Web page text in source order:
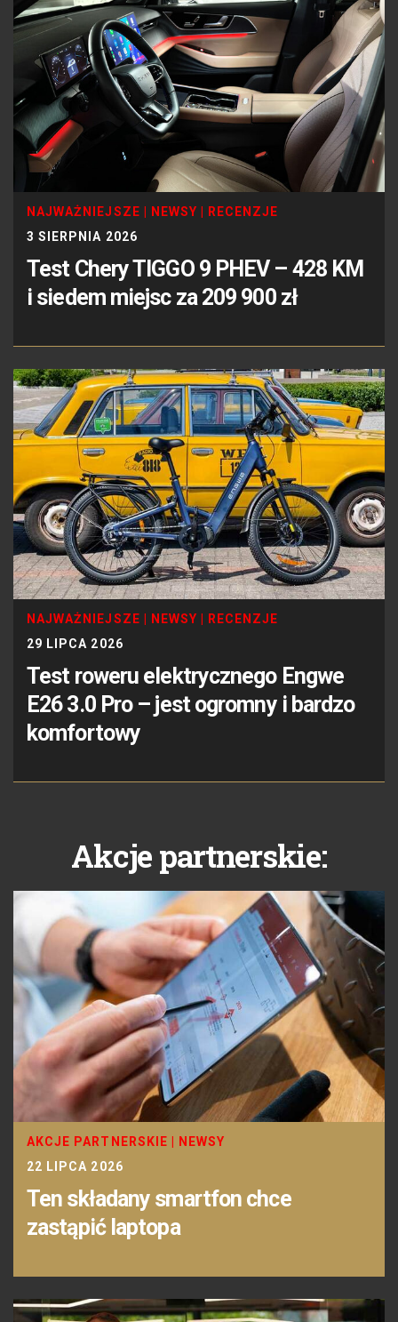
NAJWAŻNIEJSZE NEWSY
RECENZJE
3 SIERPNIA 2026
Test Chery TIGGO 9 PHEV – 428 KM
i siedem miejsc za 209 900 zł
NAJWAŻNIEJSZE NEWSY
RECENZJE
29 LIPCA 2026
Test roweru elektrycznego Engwe
E26 3.0 Pro – jest ogromny i bardzo
komfortowy
Akcje partnerskie:
AKCJE PARTNERSKIE
NEWSY
22 LIPCA 2026
Ten składany smartfon chce
zastąpić laptopa